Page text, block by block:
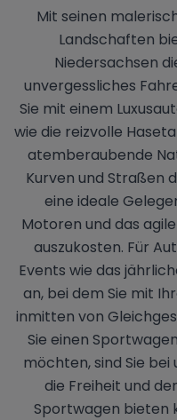
Mit seinen
Landschaften
Niedersachsen
unvergessliches
Sie mit einem
wie die reizvolle
atemberaubende
Kurven und Straßen
eine ideale
Motoren und das
auszukosten. Für
Events wie das
an, bei dem Sie mit
inmitten von
Sie einen
möchten, sind Sie bei
die Freiheit und
Sportwagen bieten